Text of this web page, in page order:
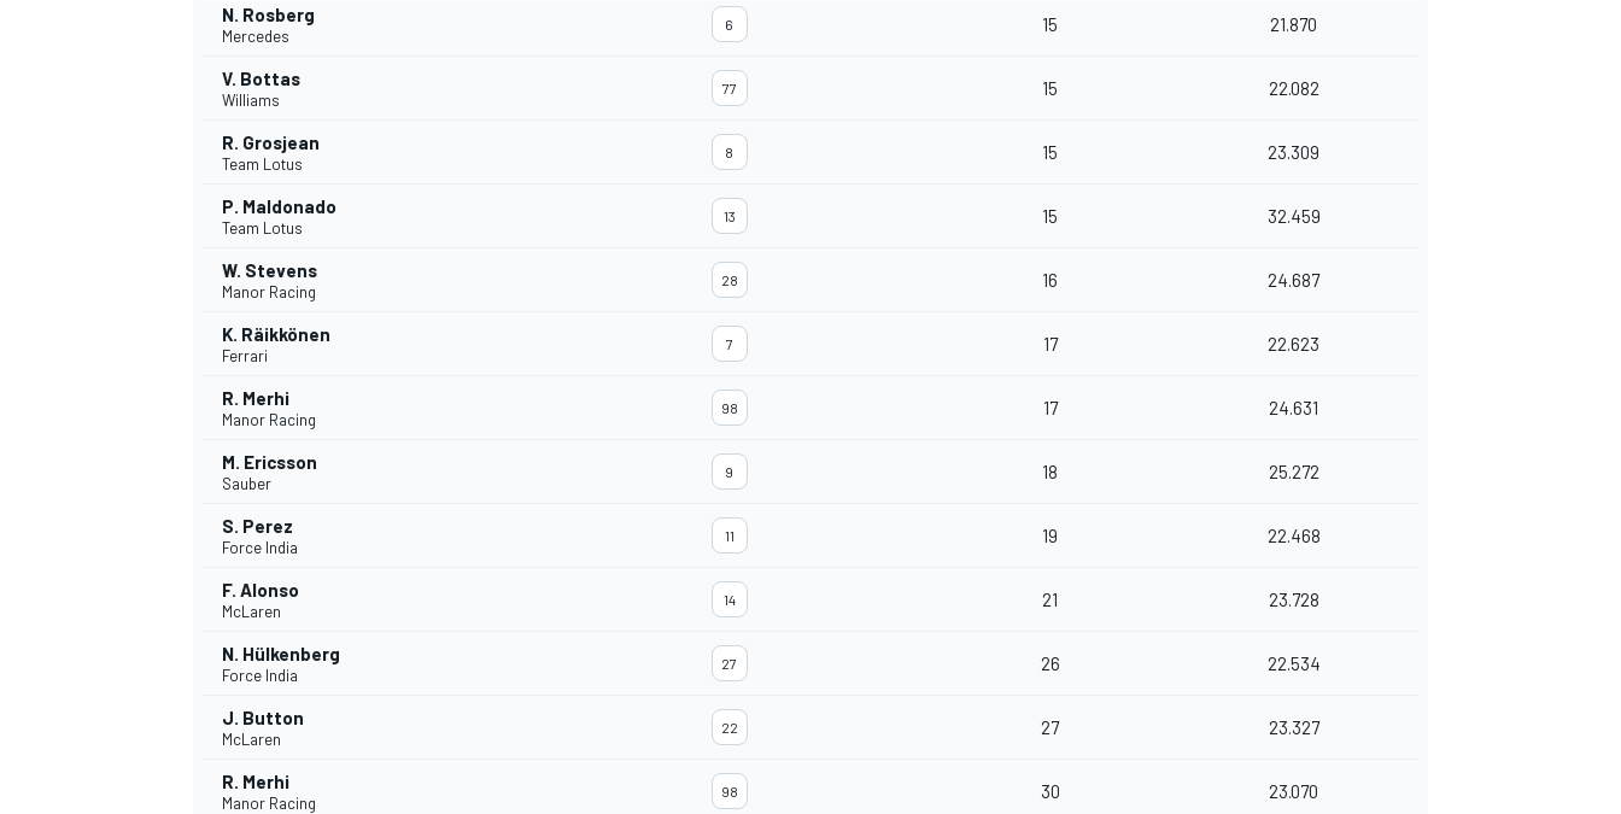
N. Rosberg
Mercedes
6 15 21.870
V. Bottas
Williams
77 15 22.082
R. Grosjean
Team Lotus
8 15 23.309
P. Maldonado
Team Lotus
13 15 32.459
W. Stevens
Manor Racing
28 16 24.687
K. Räikkönen
Ferrari
7 17 22.623
R. Merhi
Manor Racing
98 17 24.631
M. Ericsson
Sauber
9 18 25.272
S. Perez
Force India
11 19 22.468
F. Alonso
McLaren
14 21 23.728
N. Hülkenberg
Force India
27 26 22.534
J. Button
McLaren
22 27 23.327
R. Merhi
Manor Racing
98 30 23.070